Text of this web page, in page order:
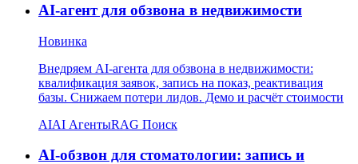
AI-агент для обзвона в недвижимости
Новинка
Внедряем AI-агента для обзвона в недвижимости:
квалификация заявок, запись на показ, реактивация
базы. Снижаем потери лидов. Демо и расчёт стоимости
AIAI АгентыRAG Поиск
AI-обзвон для стоматологии: запись и